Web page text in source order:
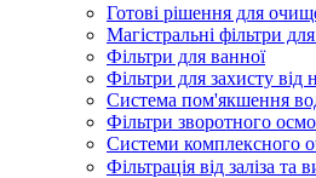
Готові рішення для
Магістральні фільтри
Фільтри для ванної
Фільтри для захисту від
Система пом'якшення
Фільтри зворотного
Системи комплексного
Фільтрація від заліза